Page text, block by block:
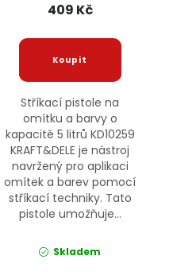
409 Kč
Stříkací pistole na
omítku a barvy o
kapacitě 5 litrů KD10259
KRAFT&DELE je nástroj
navržený pro aplikaci
omítek a barev pomocí
stříkací techniky. Tato
pistole umožňuje...
Skladem